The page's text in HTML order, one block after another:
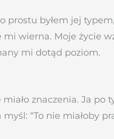
prostu byłem jej
mi wierna. Moje życie
mi dotąd poziom.
znaczenia. Ja
myśl: “To nie miałoby